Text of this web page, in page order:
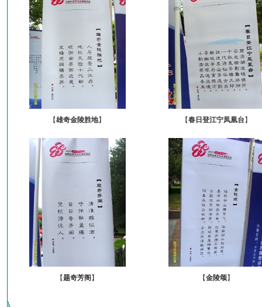
【雄奇金陵胜地】 【春日登江宁凤凰台】
【题奇芳阁 】 【金陵颂】